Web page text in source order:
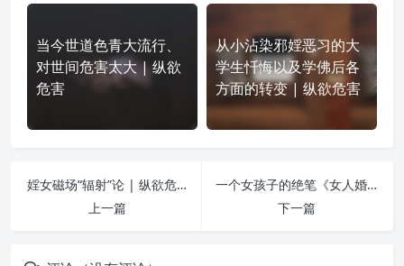
当今世道色青大流行、
对世间危害太大 | 纵欲
危害
从小沾染邪婬恶习的大
学生忏悔以及学佛后各
方面的转变 | 纵欲危害
婬女磁场“辐射”论 | 纵欲危害
上一篇
一个女孩子的绝笔《女人婚前性行为意味着什么》 | 纵欲危害
下一篇